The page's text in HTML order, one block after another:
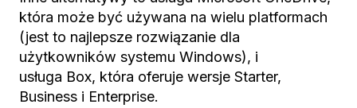
która może być używana na wielu platformach
(jest to najlepsze rozwiązanie dla
użytkowników systemu Windows), i
usługa Box, która oferuje wersje Starter,
Business i Enterprise.